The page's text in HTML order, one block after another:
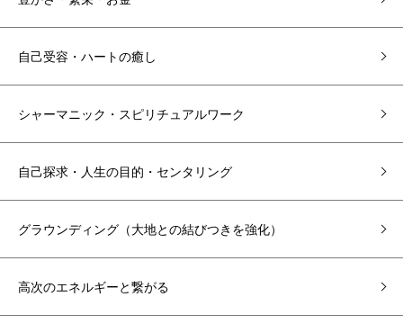
自己受容・ハートの癒し
シャーマニック・スピリチュアルワーク
自己探求・人生の目的・センタリング
グラウンディング（大地との結びつきを強化）
高次のエネルギーと繋がる